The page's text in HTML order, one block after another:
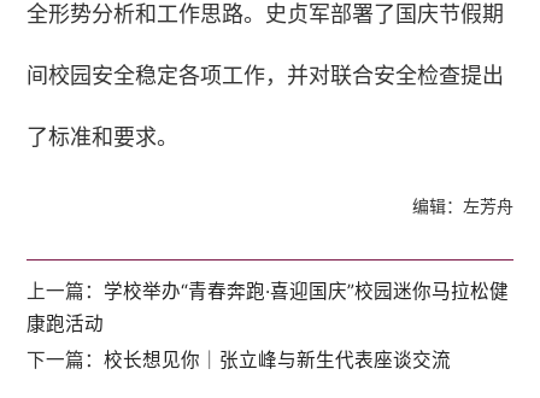
全形势分析和工作思路。史贞军部署了国庆节假期
间校园安全稳定各项工作，并对联合安全检查提出
了标准和要求。
编辑：左芳舟
上一篇： 学校举办“青春奔跑·喜迎国庆”校园迷你马拉松健
康跑活动
下一篇：校长想见你｜张立峰与新生代表座谈交流